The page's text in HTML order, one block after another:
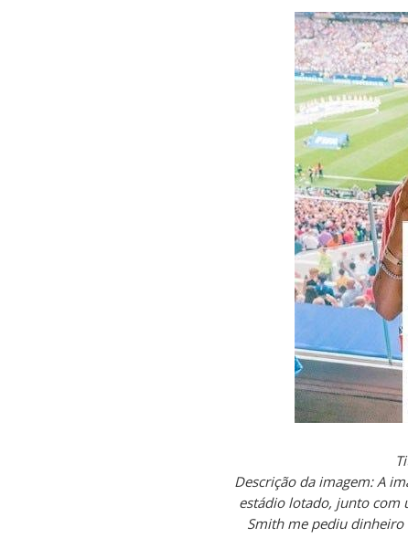
Descrição da imagem: A
estádio lotado, junto com
Smith me pediu dinheiro